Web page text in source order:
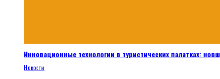
Инновационные технологии в туристических палатках:
Новости